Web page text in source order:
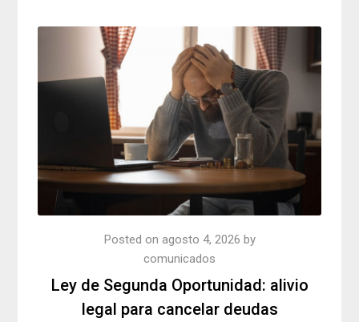
Ley de Segunda Oportunidad: alivio
legal para cancelar deudas
Posted on agosto 4, 2026 by
comunicados